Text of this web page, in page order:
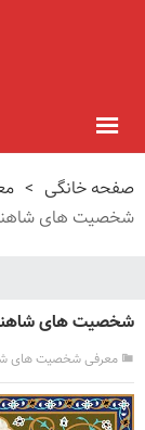
صفحه خانگی >
شخصیت های
شخصیت های
معرفی شخصیت های